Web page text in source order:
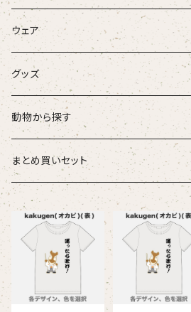
ウェア
大人
こども
ベビー
スタイ
カバーオール
Tシャツ（半袖）
【face】
オーバーサイズTシャツ（半袖）
マグナムウェイトビッグシルエットTシャツ
グッズ
タオル・ハンカチ
ポーチ
トートバッグ
おけいこバッグ
ブランケット
動物から探す
ズーラシアンブラス
オカピ
インドライオン
弦うさぎ
メグ
サキソフォックス
まとめ買いセット